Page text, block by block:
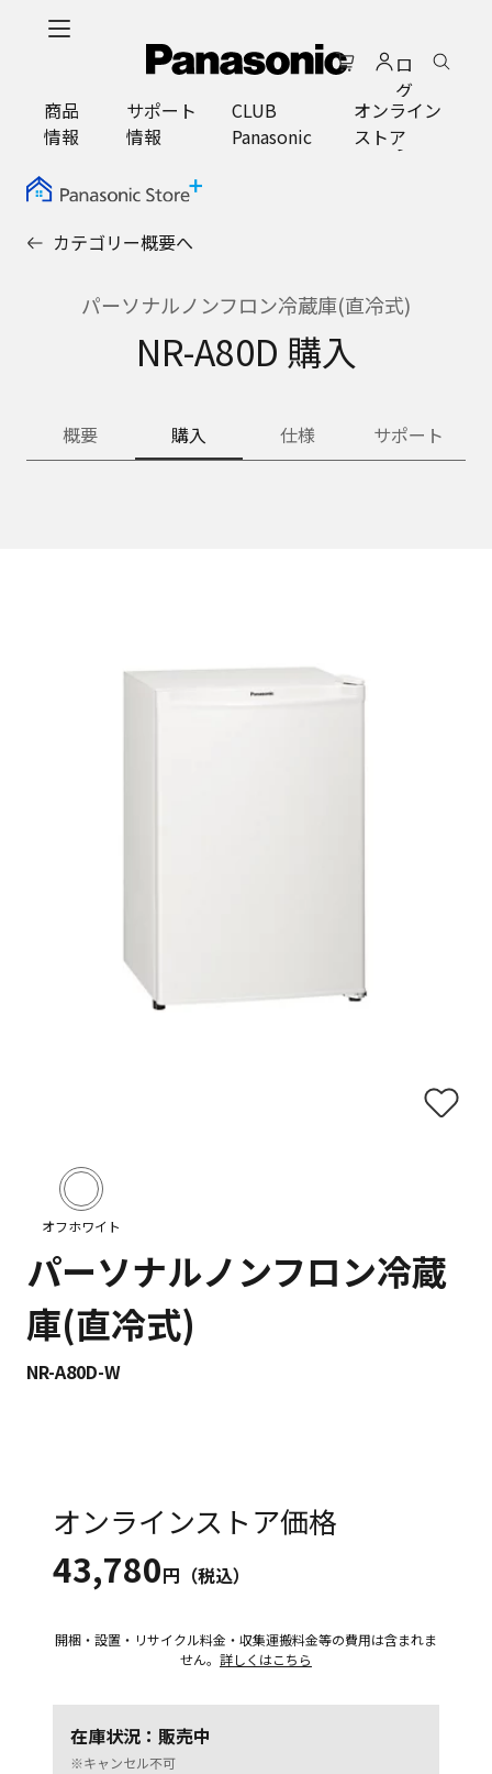
ロ
グ
イ
ン
商品
情報
サポート
情報
CLUB
Panasonic
オンライン
ストア
カテゴリー概要へ
パーソナルノンフロン冷蔵庫(直冷式)
NR-A80D 購入
概要 購入 仕様 サポート
オフホワイト
パーソナルノンフロン冷蔵
庫(直冷式)
NR-A80D-W
オンラインストア価格
43,780円（税込）
開梱・設置・リサイクル料金・収集運搬料金等の費用は含まれま
せん。 詳しくはこちら
在庫状況：販売中
※キャンセル不可